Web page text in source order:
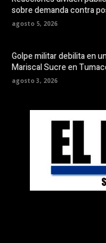
sobre demanda contra
agosto 5, 2026
Golpe militar debilita en
Mariscal Sucre en
agosto 3, 2026